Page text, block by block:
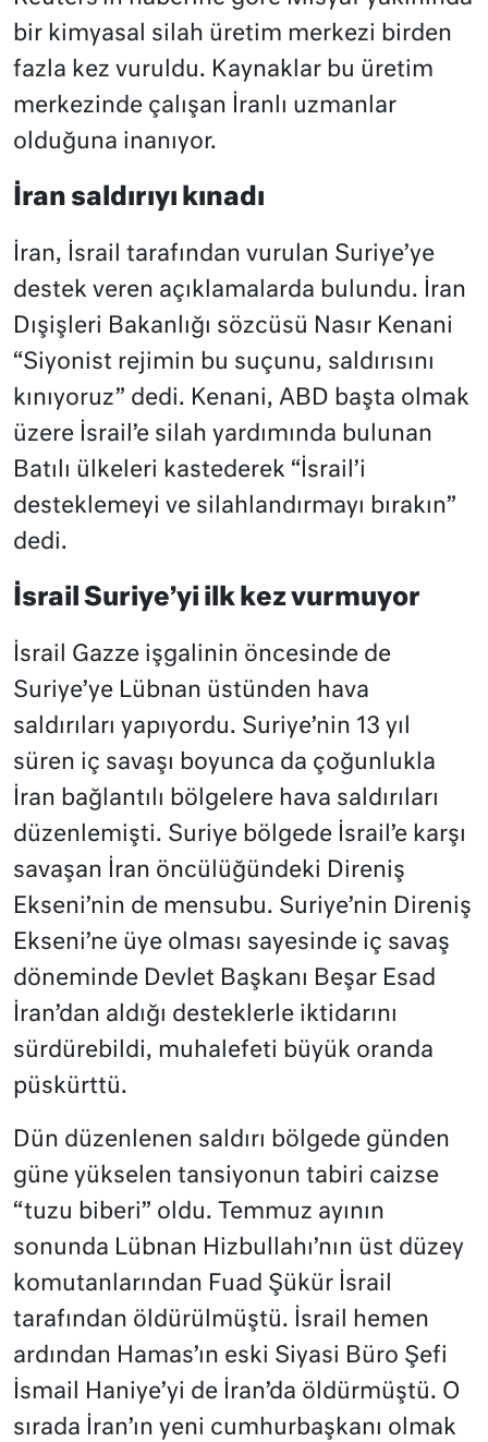
bir kimyasal silah üretim merkezi birden
fazla kez vuruldu. Kaynaklar bu üretim
merkezinde çalışan İranlı uzmanlar
olduğuna inanıyor.
İran saldırıyı kınadı
İran, İsrail tarafından vurulan Suriye’ye
destek veren açıklamalarda bulundu. İran
Dışişleri Bakanlığı sözcüsü Nasır Kenani
“Siyonist rejimin bu suçunu, saldırısını
kınıyoruz” dedi. Kenani, ABD başta olmak
üzere İsrail’e silah yardımında bulunan
Batılı ülkeleri kastederek “İsrail’i
desteklemeyi ve silahlandırmayı bırakın”
dedi.
İsrail Suriye’yi ilk kez vurmuyor
İsrail Gazze işgalinin öncesinde de
Suriye’ye Lübnan üstünden hava
saldırıları yapıyordu. Suriye’nin 13 yıl
süren iç savaşı boyunca da çoğunlukla
İran bağlantılı bölgelere hava saldırıları
düzenlemişti. Suriye bölgede İsrail’e karşı
savaşan İran öncülüğündeki Direniş
Ekseni’nin de mensubu. Suriye’nin Direniş
Ekseni’ne üye olması sayesinde iç savaş
döneminde Devlet Başkanı Beşar Esad
İran’dan aldığı desteklerle iktidarını
sürdürebildi, muhalefeti büyük oranda
püskürttü.
Dün düzenlenen saldırı bölgede günden
güne yükselen tansiyonun tabiri caizse
“tuzu biberi” oldu. Temmuz ayının
sonunda Lübnan Hizbullahı’nın üst düzey
komutanlarından Fuad Şükür İsrail
tarafından öldürülmüştü. İsrail hemen
ardından Hamas’ın eski Siyasi Büro Şefi
İsmail Haniye’yi de İran’da öldürmüştü. O
sırada İran’ın yeni cumhurbaşkanı olmak